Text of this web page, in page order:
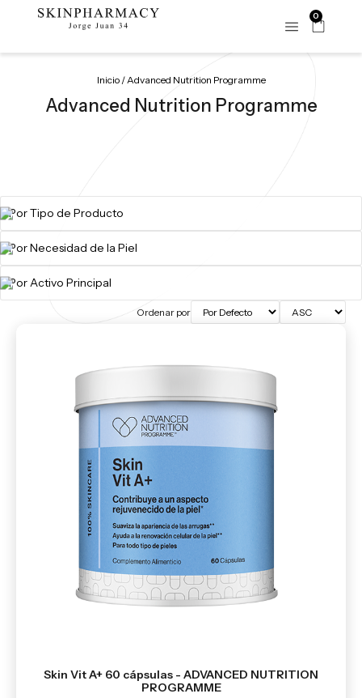
0
Inicio/ Advanced Nutrition Programme
Advanced Nutrition Programme
Ordenar por
Skin Vit A+ 60 cápsulas - ADVANCED NUTRITION
PROGRAMME